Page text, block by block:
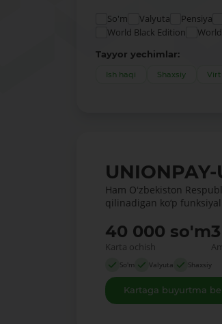
So'm Valyuta Pensiya
World Black Edition
Tayyor yechimlar:
Ish haqi Shaxsiy
Ham Oʻzbekiston
qilinadigan ko‘p
40 000 so'm
Karta ochish
So'm Valyuta Shaxsiy
Kartaga buyurtma